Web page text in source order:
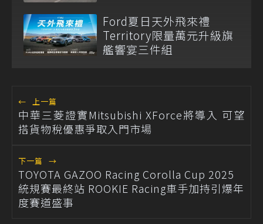
Ford夏日天外飛來禮
Territory限量萬元升級旗
艦響宴三件組
← 上一篇
中華三菱證實Mitsubishi XForce將導入 可望
搭貨物稅優惠爭取入門市場
下一篇 →
TOYOTA GAZOO Racing Corolla Cup 2025
統規賽最終站 ROOKIE Racing車手加持引爆年
度賽道盛事